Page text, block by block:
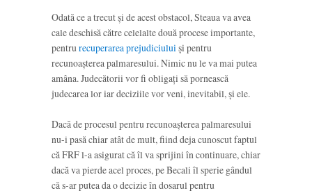
Odată ce a trecut și de acest obstacol, Steaua va avea
cale deschisă către celelalte două procese importante,
pentrurecuperarea prejudiciuluiși pentru
recunoașterea palmaresului. Nimic nu le va mai putea
amâna. Judecătorii vor fi obligați să pornească
judecarea lor iar deciziile vor veni, inevitabil, și ele.
Dacă de procesul pentru recunoașterea palmaresului
nu-i pasă chiar atât de mult, fiind deja cunoscut faptul
că FRF l-a asigurat că îl va sprijini în continuare, chiar
dacă va pierde acel proces, pe Becali îl sperie gândul
că s-ar putea da o decizie în dosarul pentru